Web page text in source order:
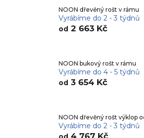
NOON dřevěný rošt v rámu
Vyrábíme do 2 - 3 týdnů
od 2 663 Kč
NOON bukový rošt v rámu
Vyrábíme do 4 - 5 týdnů
od 3 654 Kč
NOON dřevěný rošt výklop
Vyrábíme do 2 - 3 týdnů
4 767 Kč